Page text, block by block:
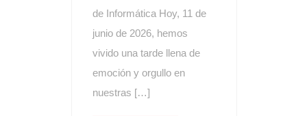
de Informática Hoy, 11 de
junio de 2026, hemos
vivido una tarde llena de
emoción y orgullo en
nuestras […]